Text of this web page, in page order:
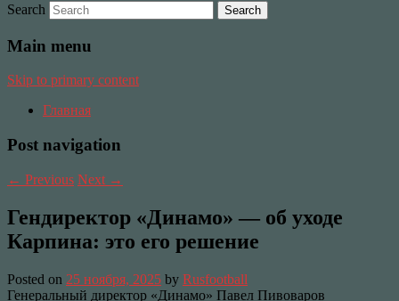
Search
Main menu
Skip to primary content
Главная
Post navigation
← Previous Next →
Гендиректор «Динамо» — об уходе
Карпина: это его решение
Posted on 25 ноября, 2025 by Rusfootball
Генеральный директор «Динамо» Павел Пивоваров